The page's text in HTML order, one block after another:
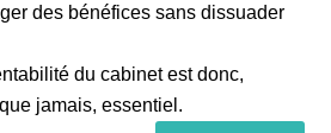
des bénéfices sans dissuader
du cabinet est donc,
jamais, essentiel.